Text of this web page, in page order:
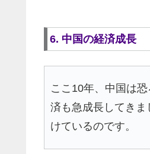
6. 中国の経済成長
ここ10年、中国は
済も急成長してき
けているのです。